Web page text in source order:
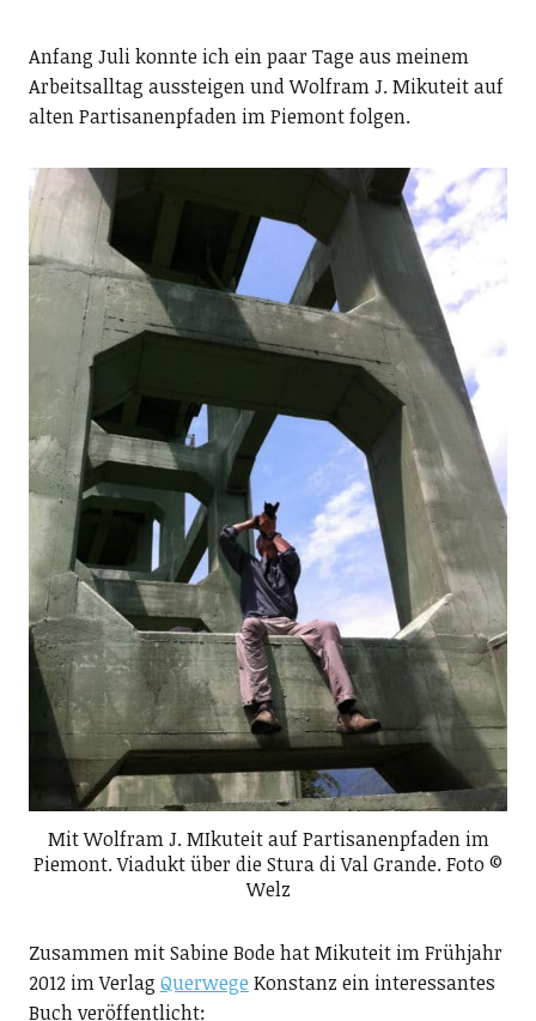
Anfang Juli konnte ich ein paar Tage aus meinem
Arbeitsalltag aussteigen und Wolfram J. Mikuteit auf
alten Partisanenpfaden im Piemont folgen.
Mit Wolfram J. MIkuteit auf Partisanenpfaden im
Piemont. Viadukt über die Stura di Val Grande. Foto ©
Welz
Zusammen mit Sabine Bode hat Mikuteit im Frühjahr
2012 im Verlag Querwege Konstanz ein interessantes
Buch veröffentlicht: